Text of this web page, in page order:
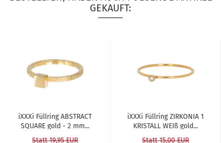
GEKAUFT:
iXXXi Füll­ring ABS­TRACT
SQUA­RE gold - 2 mm...
Statt 19,95 EUR
iXXXi Füll­ring ZIR­KO­NIA 1
KRIS­TALL WEIß gold...
Statt 15,00 EUR